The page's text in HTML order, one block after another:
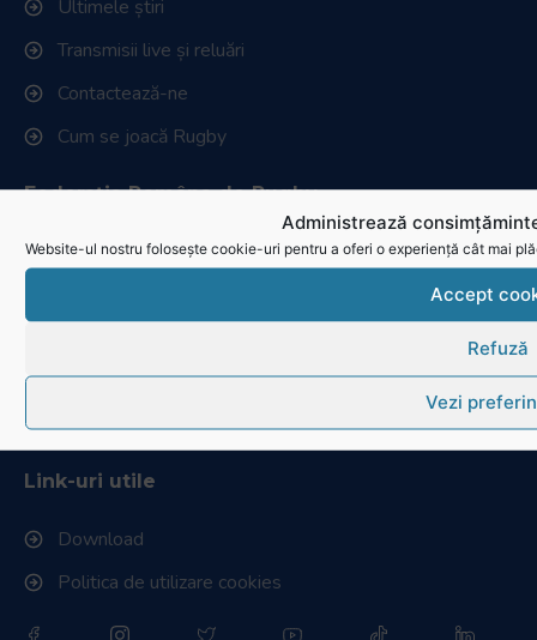
Administrează
Website-ul nostru folosește cookie-uri pentru a oferi o experiență cât mai
Accept
Refuză
Vezi
Ultimele știri
Transmisii live și reluări
Contactează-ne
Cum se joacă Rugby
Federația Româna de Rugby
Istoric rugby în România
Conducere, comisii și departamente
Info - Anunțuri
Link-uri utile
Download
Politica de utilizare cookies